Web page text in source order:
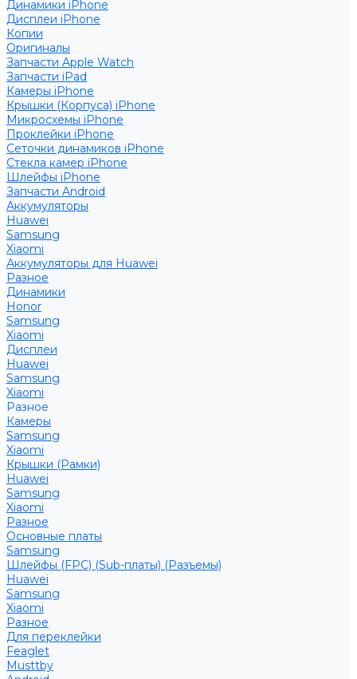
Динамики iPhone
Дисплеи iPhone
Копии
Оригиналы
Запчасти Apple Watch
Запчасти iPad
Камеры iPhone
Крышки (Корпуса) iPhone
Микросхемы iPhone
Проклейки iPhone
Сеточки динамиков iPhone
Стекла камер iPhone
Шлейфы iPhone
Запчасти Android
Аккумуляторы
Huawei
Samsung
Xiaomi
Аккумуляторы для Huawei
Разное
Динамики
Honor
Samsung
Xiaomi
Дисплеи
Huawei
Samsung
Xiaomi
Разное
Камеры
Samsung
Xiaomi
Крышки (Рамки)
Huawei
Samsung
Xiaomi
Разное
Основные платы
Samsung
Шлейфы (FPC) (Sub-платы) (Разъемы)
Huawei
Samsung
Xiaomi
Разное
Для переклейки
Feaglet
Musttby